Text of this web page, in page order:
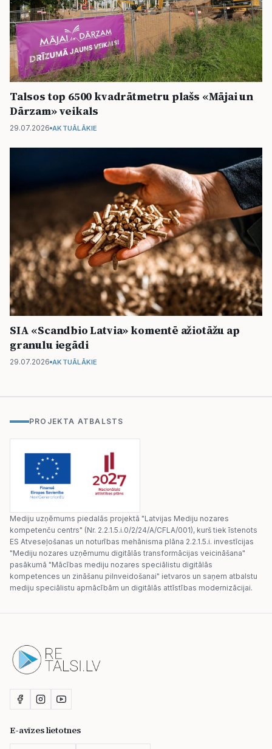
Talsos top 6500 kvadrātmetru plašs «Mājai un
Dārzam» veikals
29.07.2026 AKTUĀLĀKIE
SIA «Scandbio Latvia» komentē ažiotāžu ap
granulu iegādi
29.07.2026 AKTUĀLĀKIE
PROJEKTA ATBALSTS
Mediju uzņēmums piedalās projektā "Latvijas Mediju nozares
kompetenču centrs" (Nr. 2.2.1.5.i.0/2/24/A/CFLA/001), kurš tiek īstenots
ES Atveseļošanas un noturības mehānisma plāna 2.2.1.5.i. investīcijas
"Mediju nozares uzņēmumu digitālās transformācijas veicināšana"
pasākumā "Mācības mediju nozares speciālistu digitālās
kompetences un zināšanu pilnveidošanai" ietvaros un saņem atbalstu
mediju speciālistu apmācībām un digitālās attīstības modernizācijai.
E-avīzes lietotnes